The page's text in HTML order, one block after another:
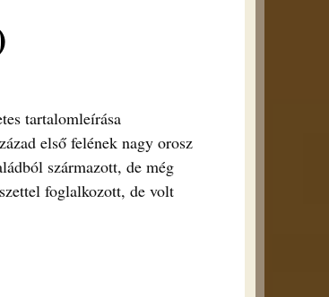
tartalomleírása
első felének nagy orosz
származott, de még
foglalkozott, de volt